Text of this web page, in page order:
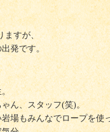
ますが、
発です。
。
ん、スタッフ(笑)。
場もみんなでロープを使